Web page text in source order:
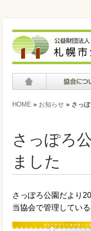
HOME » お知らせ » さっ
さっぽろ
ました
さっぽろ公園だより
当協会で管理してい